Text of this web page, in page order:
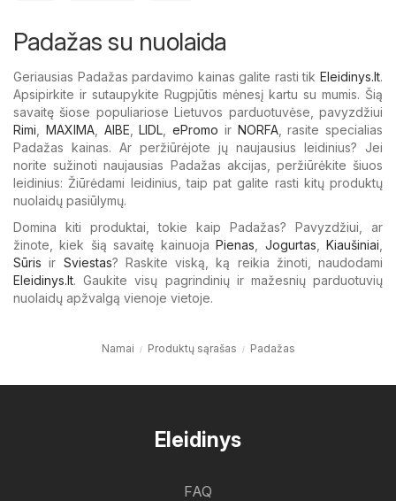
Padažas su nuolaida
Geriausias Padažas pardavimo kainas galite rasti tik Eleidinys.lt.
Apsipirkite ir sutaupykite Rugpjūtis mėnesį kartu su mumis. Šią
savaitę šiose populiariose Lietuvos parduotuvėse, pavyzdžiui
Rimi
MAXIMA, AIBE ,LIDL ePromo ir NORFA, rasite specialias
Padažas kainas. Ar peržiūrėjote jų naujausius leidinius? Jei
norite sužinoti naujausias Padažas akcijas, peržiūrėkite šiuos
leidinius: Žiūrėdami leidinius, taip pat galite rasti kitų produktų
nuolaidų pasiūlymų.
Domina kiti produktai, tokie kaip Padažas? Pavyzdžiui, ar
žinote, kiek šią savaitę kainuojaPienas Jogurtas ,Kiaušiniai
Sūris ir Sviestas? Raskite viską, ką reikia žinoti, naudodami
Eleidinys.lt. Gaukite visų pagrindinių ir mažesnių parduotuvių
nuolaidų apžvalgą vienoje vietoje.
Namai Produktų sąrašas Padažas
Eleidinys
FAQ